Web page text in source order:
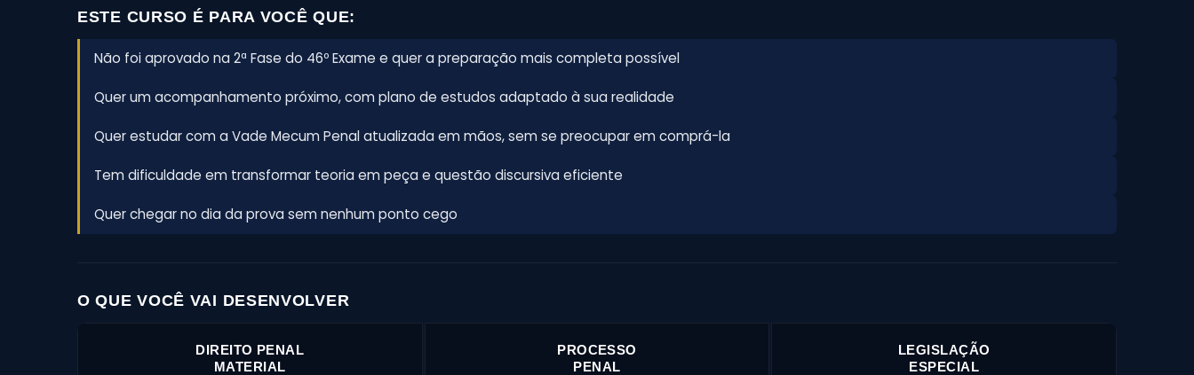
ESTE CURSO É PARA VOCÊ QUE:
Não foi aprovado na 2ª Fase do 46º Exame e quer a preparação mais completa possível
Quer um acompanhamento próximo, com plano de estudos adaptado à sua realidade
Quer estudar com a Vade Mecum Penal atualizada em mãos, sem se preocupar em comprá-la
Tem dificuldade em transformar teoria em peça e questão discursiva eficiente
Quer chegar no dia da prova sem nenhum ponto cego
O QUE VOCÊ VAI DESENVOLVER
DIREITO PENAL
MATERIAL
PROCESSO
PENAL
LEGISLAÇÃO
ESPECIAL